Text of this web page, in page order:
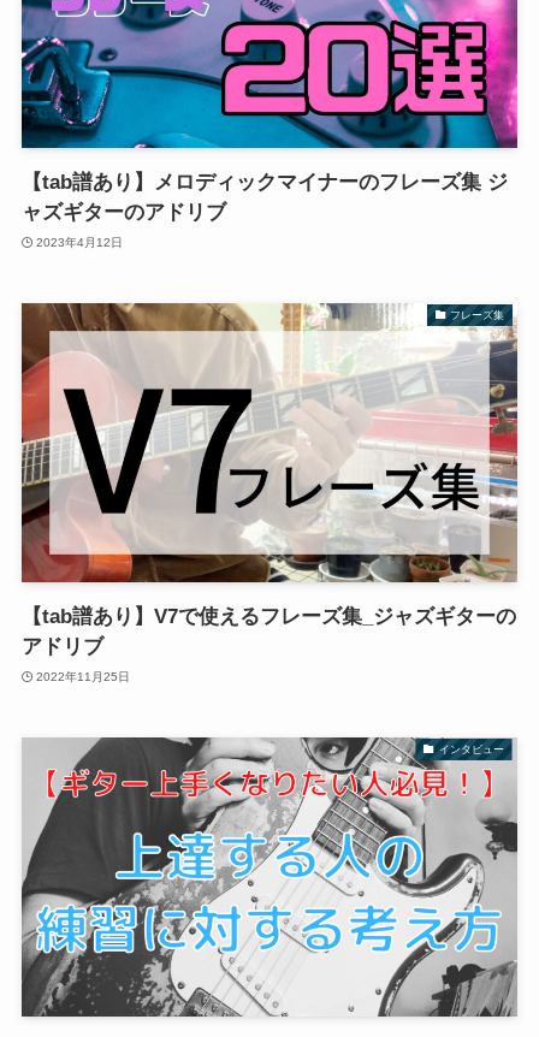
【tab譜あり】メロディックマイナーのフレーズ集 ジ
ャズギターのアドリブ
2023年4月12日
フレーズ集
【tab譜あり】V7で使えるフレーズ集_ジャズギターの
アドリブ
2022年11月25日
インタビュー